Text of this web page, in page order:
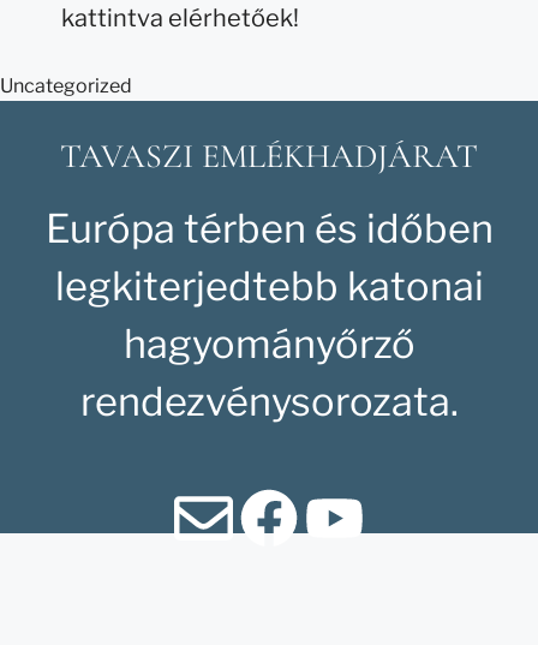
kattintva elérhetőek!
Uncategorized
TAVASZI EMLÉKHADJÁRAT
Európa térben és időben
legkiterjedtebb katonai
hagyományőrző
rendezvénysorozata.